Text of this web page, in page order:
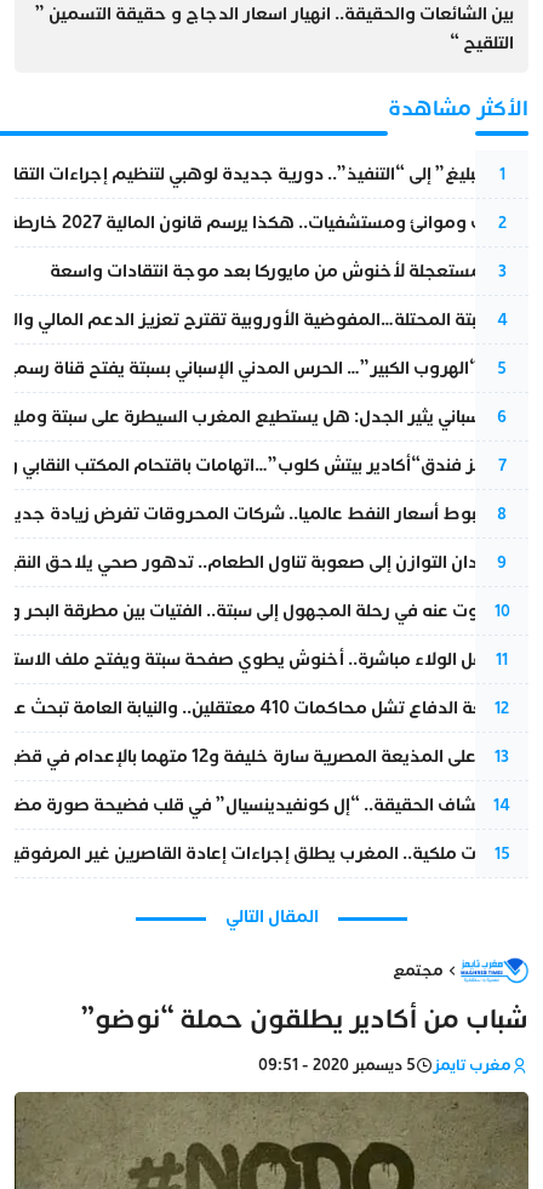
بين الشائعات والحقيقة.. انهيار اسعار الدجاج و حقيقة التسمين ”
التلقيح “
الأكثر مشاهدة
1
من “التبليغ” إلى “التنفيذ”.. دورية جديدة لوهبي لتنظيم إجراءات
2
قطارات وموانئ ومستشفيات.. هكذا يرسم قانون المالية 2027 خارطة المغرب المقبل
3
عودة مستعجلة لأخنوش من مايوركا بعد موجة انتقادات واسعة
4
أزمة سبتة المحتلة…المفوضية الأوروبية تقترح تعزيز الدعم المالي
5
عملية “الهروب الكبير”… الحرس المدني الإسباني بسبتة يفتح قناة
6
تقرير إسباني يثير الجدل: هل يستطيع المغرب السيطرة على سبتة
7
أزمة تهز فندق“أكادير بيتش كلوب”…اتهامات باقتحام المكتب النقابي
8
رغم هبوط أسعار النفط عالميا.. شركات المحروقات تفرض زيادة
9
من فقدان التوازن إلى صعوبة تناول الطعام.. تدهور صحي يلاحق النقيب
10
المسكوت عنه في رحلة المجهول إلى سبتة.. الفتيات بين مطرقة البحر
11
بعد حفل الولاء مباشرة.. أخنوش يطوي صفحة سبتة ويفتح ملف
12
مقاطعة الدفاع تشل محاكمات 410 معتقلين.. والنيابة العامة تبحث عن حل قانوني
13
الحكم على المذيعة المصرية سارة خليفة و12 متهما بالإعدام في قضية هزت بلاد الفراعنة
14
بعد انكشاف الحقيقة.. “إل كونفيدينسيال” في قلب فضيحة صورة
15
بتعليمات ملكية.. المغرب يطلق إجراءات إعادة القاصرين غير
المقال التالي
مجتمع
شباب من أكادير يطلقون حملة “نوضو”
مغرب تايمز 5 ديسمبر 2020 - 09:51